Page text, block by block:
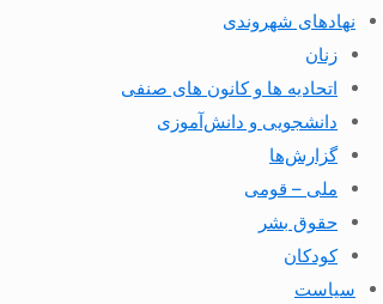
نهادهای شهروندی
زنان
اتحادیه ها و کانون های صنفی
دانشجویی و دانش‌آموزی
گزارش‌ها
ملی – قومی
حقوق بشر
کودکان
سیاست